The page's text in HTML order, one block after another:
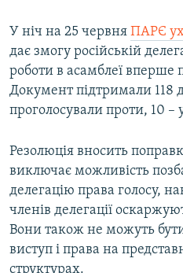
У ніч на 25 червня ПАРЄ
дає змогу російській
роботи в асамблеї вперше
Документ підтримали 118
проголосували проти, 10 –
Резолюція вносить
виключає можливість
делегацію права голосу,
членів делегації
Вони також не можуть
виступ і права на
структурах.